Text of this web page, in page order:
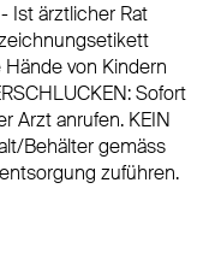
Ist ärztlicher Rat
von Kindern
Sofort
Arzt anrufen. KEIN
Behälter gemäss
zuführen.